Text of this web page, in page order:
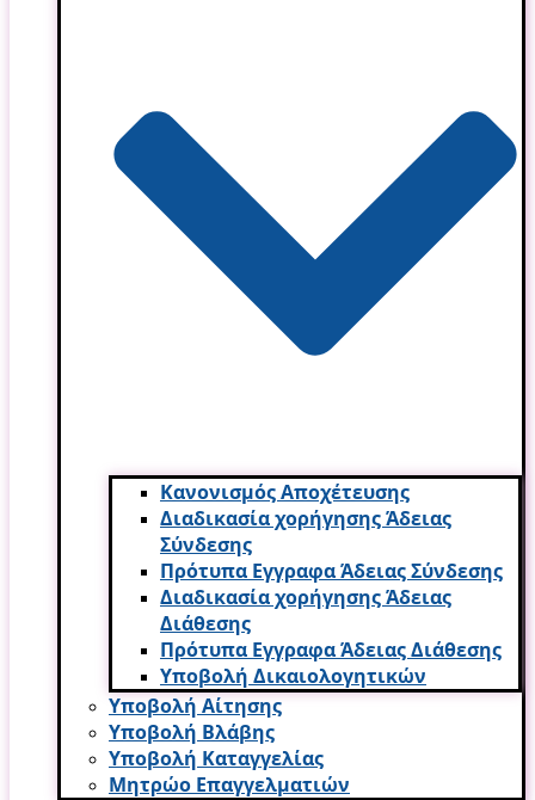
Κανονισμός Αποχέτευσης
Διαδικασία χορήγησης Άδειας
Σύνδεσης
Πρότυπα Εγγραφα Άδειας Σύνδεσης
Διαδικασία χορήγησης Άδειας
Διάθεσης
Πρότυπα Εγγραφα Άδειας Διάθεσης
Υποβολή Δικαιολογητικών
Υποβολή Αίτησης
Υποβολή Βλάβης
Υποβολή Καταγγελίας
Μητρώο Επαγγελματιών